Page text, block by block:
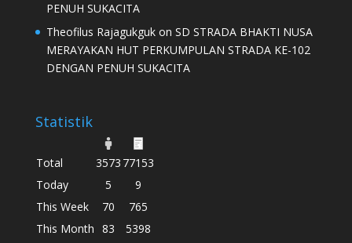
PENUH SUKACITA
Theofilus Rajagukgukon SD STRADA BHAKTI NUSA
MERAYAKAN HUT PERKUMPULAN STRADA KE-102
DENGAN PENUH SUKACITA
Statistik
Total 3573 77153
Today
5
9
This Week
70
765
This Month 83 5398